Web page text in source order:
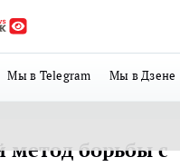
Мы в Telegram Мы в Дзене
метод борьбы с